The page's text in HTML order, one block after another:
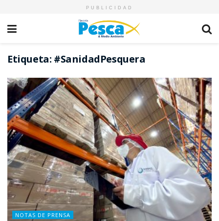
PUBLICIDAD
Etiqueta: #SanidadPesquera
NOTAS DE PRENSA